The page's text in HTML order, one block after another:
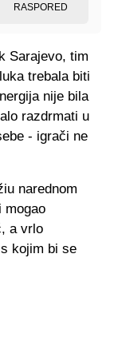
RASPORED
Sarajevo, tim
trebala biti
nije bila
razdrmati u
- igrači ne
narednom
mogao
a vrlo
kojim bi se